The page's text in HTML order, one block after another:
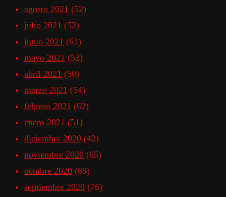
agosto 2021 (52)
julio 2021 (52)
junio 2021 (61)
mayo 2021 (52)
abril 2021 (50)
marzo 2021 (54)
febrero 2021 (62)
enero 2021 (51)
diciembre 2020 (42)
noviembre 2020 (65)
octubre 2020 (69)
septiembre 2020 (76)